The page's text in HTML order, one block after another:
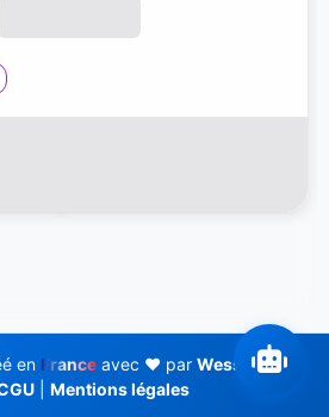
en Franceavec ❤️ par Wess Soft
Mentions légales